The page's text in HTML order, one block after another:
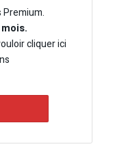
mois.
cliquer ici